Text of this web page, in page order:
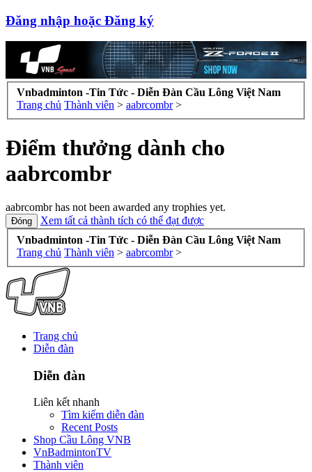
Đăng nhập hoặc Đăng ký
Vnbadminton -Tin Tức - Diễn Đàn Cầu Lông Việt Nam
Trang chủ Thành viên > aabrcombr >
Điểm thưởng dành cho
aabrcombr
aabrcombr has not been awarded any trophies yet.
Xem tất cả thành tích có thể đạt được
Vnbadminton -Tin Tức - Diễn Đàn Cầu Lông Việt Nam
Trang chủ Thành viên > aabrcombr >
Trang chủ
Diễn đàn
Diễn đàn
Liên kết nhanh
Tìm kiếm diễn đàn
Recent Posts
Shop Cầu Lông VNB
VnBadmintonTV
Thành viên